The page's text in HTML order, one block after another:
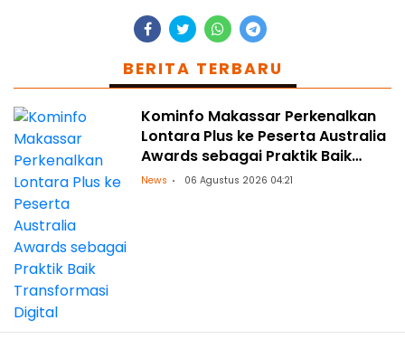
BERITA TERBARU
Kominfo Makassar Perkenalkan
Lontara Plus ke Peserta Australia
Awards sebagai Praktik Baik
Transformasi Digital
News 06 Agustus 2026 04:21